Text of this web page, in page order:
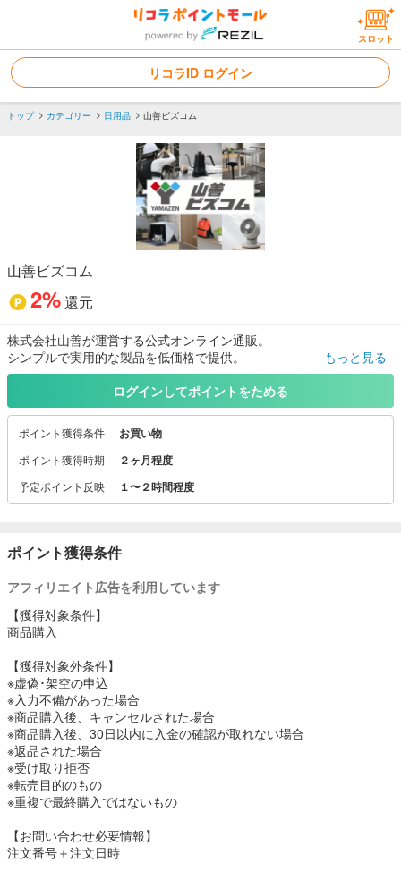
スロット
リコラID ログイン
トップ カテゴリー 日用品 山善ビズコム
山善ビズコム
2%還元
株式会社山善が運営する公式オンライン通販。
シンプルで実用的な製品を低価格で提供。
新規会員登録でお得なクーポンプレゼント！！
約2万点の幅広いラインナップで、おうちづくりのお手伝いいたしま
す。
◆家電、インテリア、屋外家具、ガーデン用品、日用品など商品多
新しい生活をはじめる"あなた"に ちょうど良い新生活セットもござ
法人様・自治体様・各種団体様のお見積り相談も大歓迎です！
もっと見る
ログインしてポイントをためる
ポイント獲得条件 お買い物
ポイント獲得時期 ２ヶ月程度
予定ポイント反映 １〜２時間程度
ポイント獲得条件
アフィリエイト広告を利用しています
【獲得対象条件】
商品購入
【獲得対象外条件】
※虚偽･架空の申込
※入力不備があった場合
※商品購入後、キャンセルされた場合
※商品購入後、30日以内に入金の確認が取れない場合
※返品された場合
※受け取り拒否
※転売目的のもの
※重複で最終購入ではないもの
【お問い合わせ必要情報】
注文番号＋注文日時